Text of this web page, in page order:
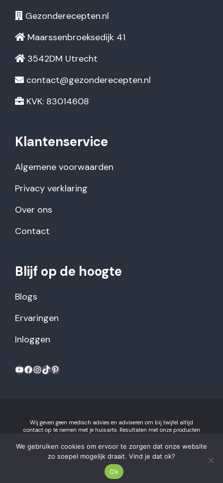
Gezonderecepten.nl
Maarssenbroeksedijk 41
3542DM Utrecht
contact@gezonderecepten.nl
KVK: 83014608
Klantenservice
Algemene voorwaarden
Privacy verklaring
Over ons
Contact
Blijf op de hoogte
Blogs
Ervaringen
Inloggen
Wij geven geen medisch advies en adviseren om bij twijfel altijd
contact op te nemen met je huisarts. Resultaten met onze producten
privacyverklaring
Gezonderecepten.nl is onderdeel van Recept voor Succes B.V.
2026 © Gezonderecepten.nl.
We gebruiken cookies om ervoor te zorgen dat onze website
zo soepel mogelijk draait. Vind je dat ok?
Ok